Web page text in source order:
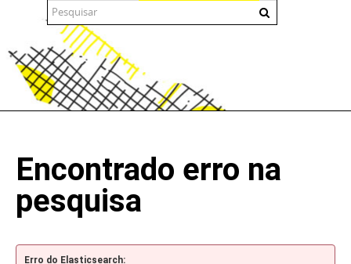
Encontrado erro na
pesquisa
Erro do Elasticsearch: